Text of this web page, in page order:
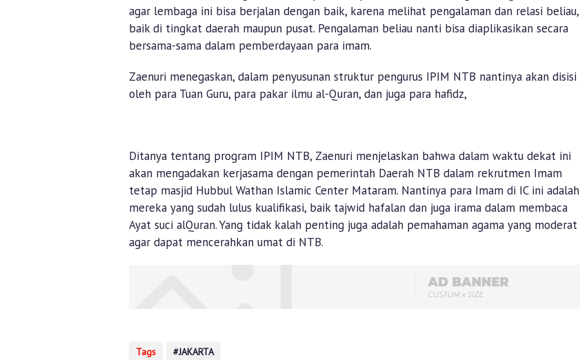
agar lembaga ini bisa berjalan dengan baik, karena melihat pengalaman dan relasi beliau,
baik di tingkat daerah maupun pusat. Pengalaman beliau nanti bisa diaplikasikan secara
bersama-sama dalam pemberdayaan para imam.
Zaenuri menegaskan, dalam penyusunan struktur pengurus IPIM NTB nantinya akan disisi
oleh para Tuan Guru, para pakar ilmu al-Quran, dan juga para hafidz,
Ditanya tentang program IPIM NTB, Zaenuri menjelaskan bahwa dalam waktu dekat ini
akan mengadakan kerjasama dengan pemerintah Daerah NTB dalam rekrutmen Imam
tetap masjid Hubbul Wathan Islamic Center Mataram. Nantinya para Imam di IC ini adalah
mereka yang sudah lulus kualifikasi, baik tajwid hafalan dan juga irama dalam membaca
Ayat suci alQuran. Yang tidak kalah penting juga adalah pemahaman agama yang moderat
agar dapat mencerahkan umat di NTB.
Tags JAKARTA